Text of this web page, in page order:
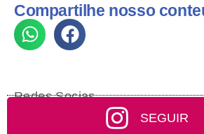
Compartilhe nosso
Redes Socias
SEGUIR